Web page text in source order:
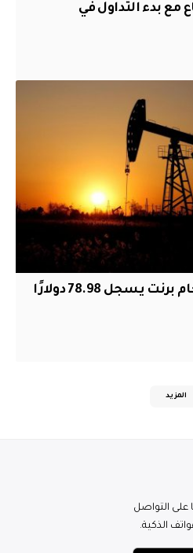
مع بدء التداول في
تراجع أسعار النفط وخام برنت يسجل 78.98 دولارًا
المزيد
على التواصل
الذكية.